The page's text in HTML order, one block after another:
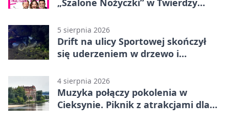
5 sierpnia 2026
Drift na ulicy Sportowej skończył
się uderzeniem w drzewo i
4 sierpnia 2026
Muzyka połączy pokolenia w
Cieksynie. Piknik z atrakcjami dla